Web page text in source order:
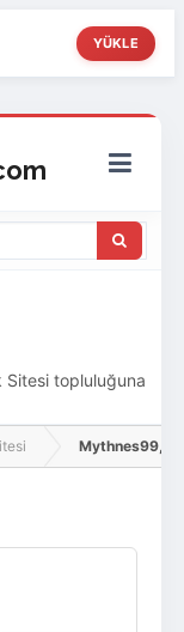
YÜKLE
Sitesi topluluğuna
istersen kayıtMythnes99,